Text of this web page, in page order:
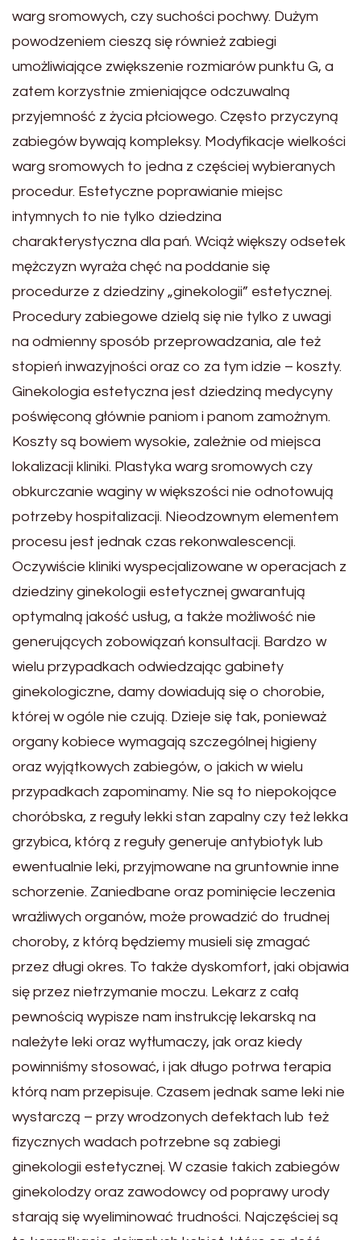
warg sromowych, czy suchości pochwy. Dużym
powodzeniem cieszą się również zabiegi
umożliwiające zwiększenie rozmiarów punktu G, a
zatem korzystnie zmieniające odczuwalną
przyjemność z życia płciowego. Często przyczyną
zabiegów bywają kompleksy. Modyfikacje wielkości
warg sromowych to jedna z częściej wybieranych
procedur. Estetyczne poprawianie miejsc
intymnych to nie tylko dziedzina
charakterystyczna dla pań. Wciąż większy odsetek
mężczyzn wyraża chęć na poddanie się
procedurze z dziedziny „ginekologii” estetycznej.
Procedury zabiegowe dzielą się nie tylko z uwagi
na odmienny sposób przeprowadzania, ale też
stopień inwazyjności oraz co za tym idzie – koszty.
Ginekologia estetyczna jest dziedziną medycyny
poświęconą głównie paniom i panom zamożnym.
Koszty są bowiem wysokie, zależnie od miejsca
lokalizacji kliniki. Plastyka warg sromowych czy
obkurczanie waginy w większości nie odnotowują
potrzeby hospitalizacji. Nieodzownym elementem
procesu jest jednak czas rekonwalescencji.
Oczywiście kliniki wyspecjalizowane w operacjach z
dziedziny ginekologii estetycznej gwarantują
optymalną jakość usług, a także możliwość nie
generujących zobowiązań konsultacji. Bardzo w
wielu przypadkach odwiedzając gabinety
ginekologiczne, damy dowiadują się o chorobie,
której w ogóle nie czują. Dzieje się tak, ponieważ
organy kobiece wymagają szczególnej higieny
oraz wyjątkowych zabiegów, o jakich w wielu
przypadkach zapominamy. Nie są to niepokojące
choróbska, z reguły lekki stan zapalny czy też lekka
grzybica, którą z reguły generuje antybiotyk lub
ewentualnie leki, przyjmowane na gruntownie inne
schorzenie. Zaniedbane oraz pominięcie leczenia
wrażliwych organów, może prowadzić do trudnej
choroby, z którą będziemy musieli się zmagać
przez długi okres. To także dyskomfort, jaki objawia
się przez nietrzymanie moczu. Lekarz z całą
pewnością wypisze nam instrukcję lekarską na
należyte leki oraz wytłumaczy, jak oraz kiedy
powinniśmy stosować, i jak długo potrwa terapia
którą nam przepisuje. Czasem jednak same leki nie
wystarczą – przy wrodzonych defektach lub też
fizycznych wadach potrzebne są zabiegi
ginekologii estetycznej. W czasie takich zabiegów
ginekolodzy oraz zawodowcy od poprawy urody
starają się wyeliminować trudności. Najczęściej są